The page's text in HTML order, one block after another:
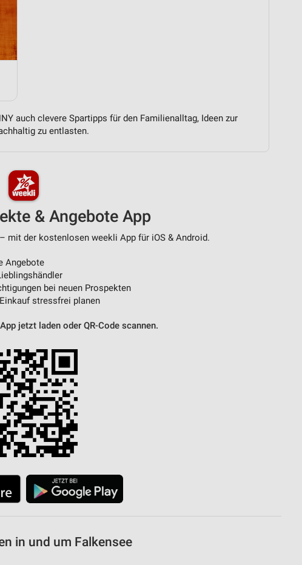
auch clevere Spartipps für den Familienalltag, Ideen zur
zu entlasten.
& Angebote App
mit der kostenlosen weekli App für iOS & Android.
Angebote
bei neuen Prospekten
stressfrei planen
jetzt laden oder QR-Code scannen.
in und um Falkensee
Daten aus verschiedenen